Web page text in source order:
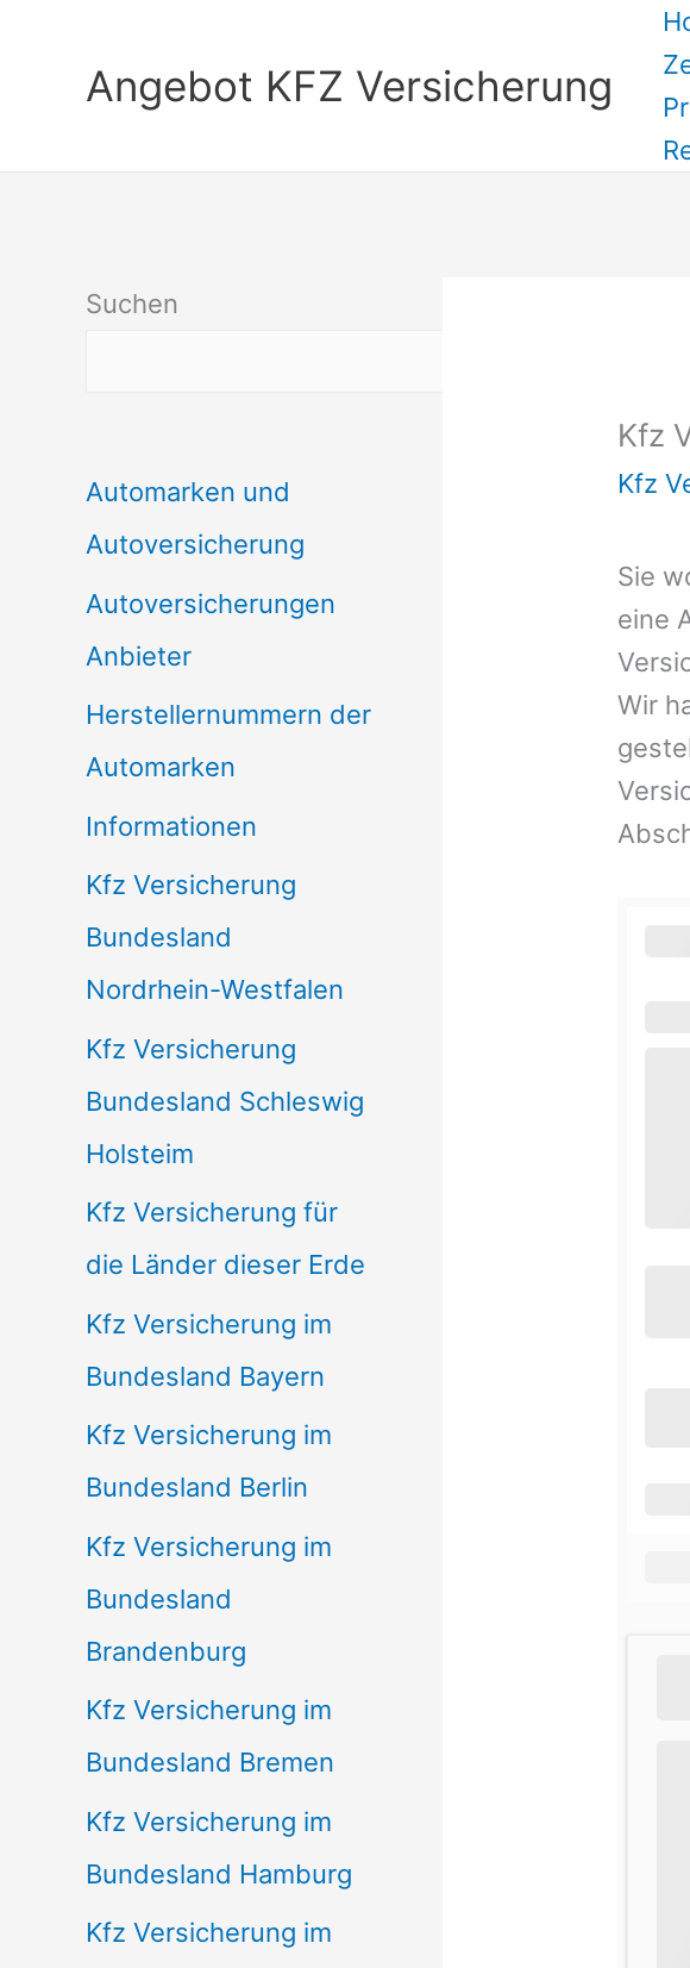
springenAngebot KFZ Versicherung
Suchen
Automarken und
Autoversicherung
Autoversicherungen
Anbieter
Herstellernummern der
Automarken
Informationen
Kfz Versicherung
Bundesland
Nordrhein-Westfalen
Kfz Versicherung
Bundesland Schleswig
Holsteim
Kfz Versicherung für
die Länder dieser Erde
Kfz Versicherung im
Bundesland Bayern
Kfz Versicherung im
Bundesland Berlin
Kfz Versicherung im
Bundesland
Brandenburg
Kfz Versicherung im
Bundesland Bremen
Kfz Versicherung im
Bundesland Hamburg
Kfz Versicherung im
Kfz
Kfz
Sie
eine
Wir